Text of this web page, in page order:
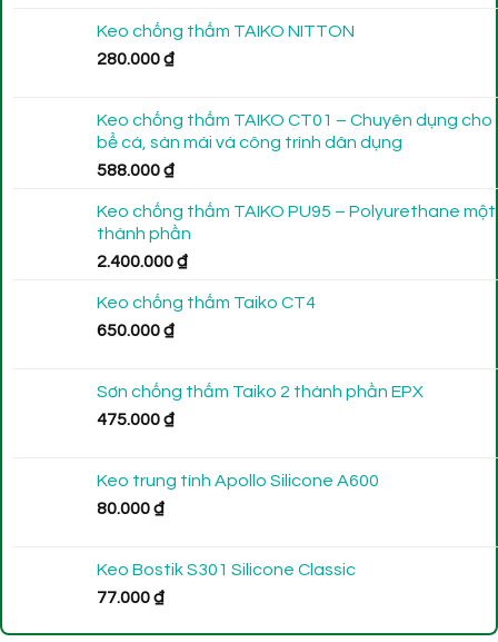
Keo chống thấm TAIKO NITTON
280.000₫
Keo chống thấm TAIKO CT01 – Chuyên dụng cho
bể cá, sàn mái và công trình dân dụng
588.000₫
Keo chống thấm TAIKO PU95 – Polyurethane một
thành phần
2.400.000₫
Keo chống thấm Taiko CT4
650.000₫
Sơn chống thấm Taiko 2 thành phần EPX
475.000₫
Keo trung tính Apollo Silicone A600
80.000₫
Keo Bostik S301 Silicone Classic
77.000₫